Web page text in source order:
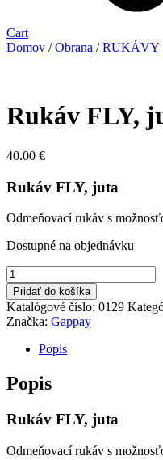
Cart
Domov /Obrana /RUKÁVY
Rukáv FLY,
40.00 €
Rukáv FLY, juta
Odmeňovací rukáv s
Dostupné na objednávku
množstvo
Rukáv
FLY,
juta
Pridať do košíka
Katalógové číslo: 0129
Značka: Gappay
Popis
Popis
Rukáv FLY, juta
Odmeňovací rukáv s